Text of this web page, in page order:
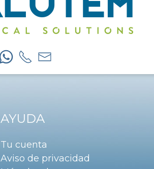
AYUDA
Tu cuenta
Aviso de privacidad